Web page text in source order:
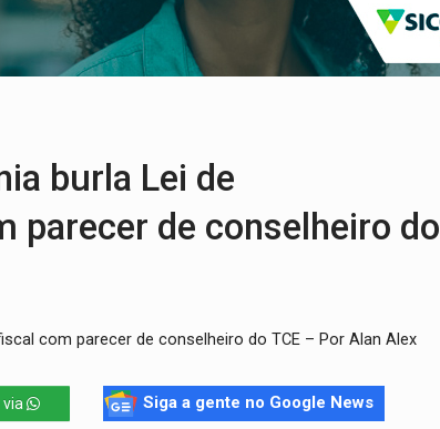
de carne assada para o almoço e o jantar
professores em PVH é considerada ilegal pela Justiça
burla Lei de
parecer de conselheiro do
com parecer de conselheiro do TCE – Por Alan Alex
Siga a gente no Google News